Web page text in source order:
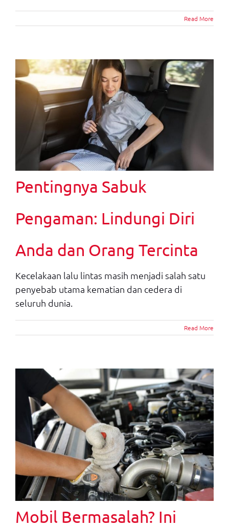
Read More
Pentingnya Sabuk
Pengaman: Lindungi Diri
Anda dan Orang Tercinta
Kecelakaan lalu lintas masih menjadi salah satu
penyebab utama kematian dan cedera di
seluruh dunia.
Read More
Mobil Bermasalah? Ini